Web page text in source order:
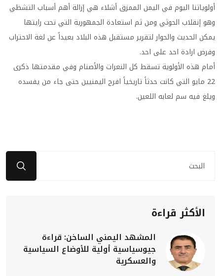
أولوياتنا اليوم في اليمن الممزق أشلاء هي إزالة أهم أسباب التشظي
وهو إنقلاب الحوثي ومن ثم استعادة الجمهورية التي تحت رايتها
يمكن الحديث والحوار لتقرير مستقبل هذه البلاد بعيداً عن لغة الاحتراب
وفرض ارادة احد على احد.
أمام هذه الأولوية تسقط كل النعرات والأصنام وفي مقدمتها ذكرى
22 مايو التي كانت حدثاً تاريخياً افرح اليمنيين حتى جاء من يفسده
ويلغ فيه سم لعابه اللعين.
الأكثر قراءة
المشهد اليمني الساخن: قراءة
جيوسياسية أولية للأوضاع السياسية
والعسكرية